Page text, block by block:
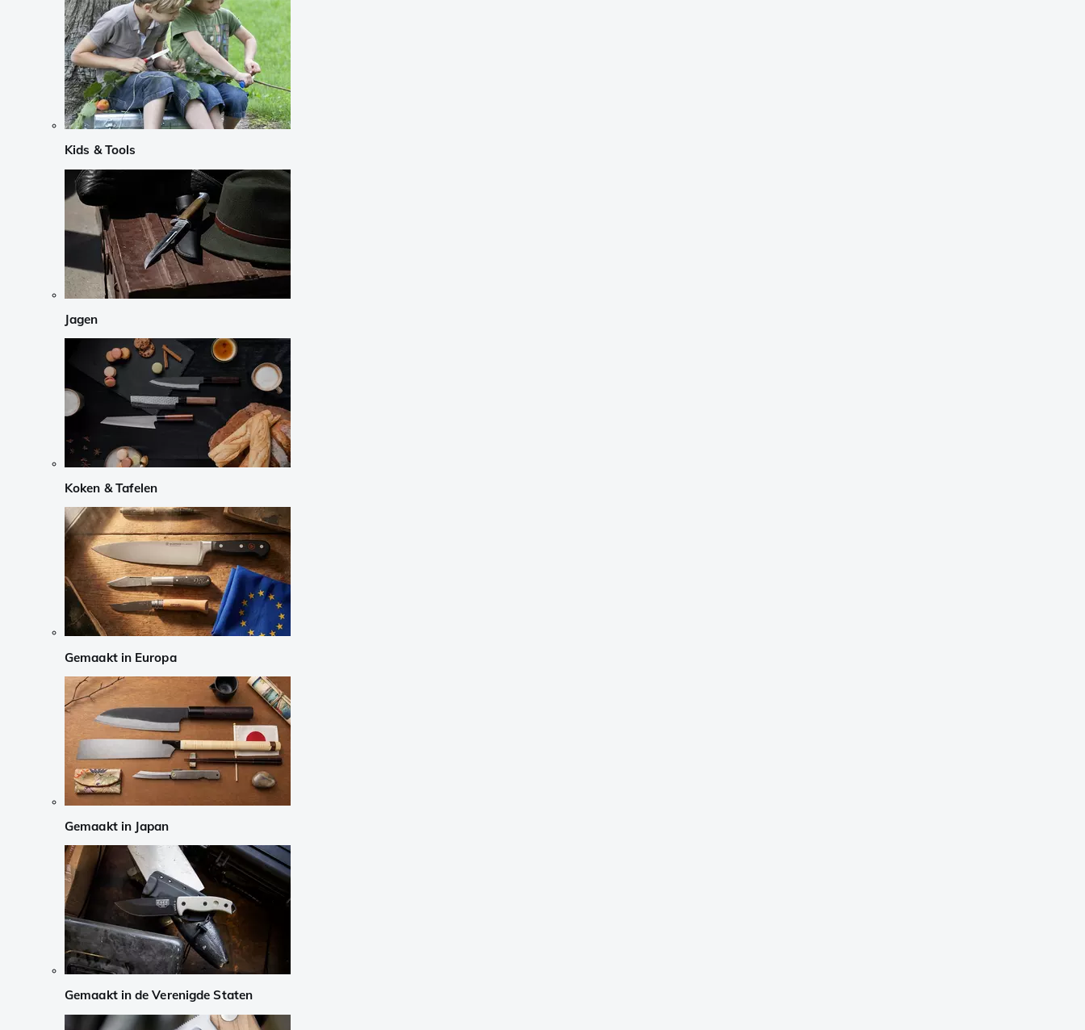
Kids & Tools
Jagen
Koken & Tafelen
Gemaakt in Europa
Gemaakt in Japan
Gemaakt in de Verenigde Staten